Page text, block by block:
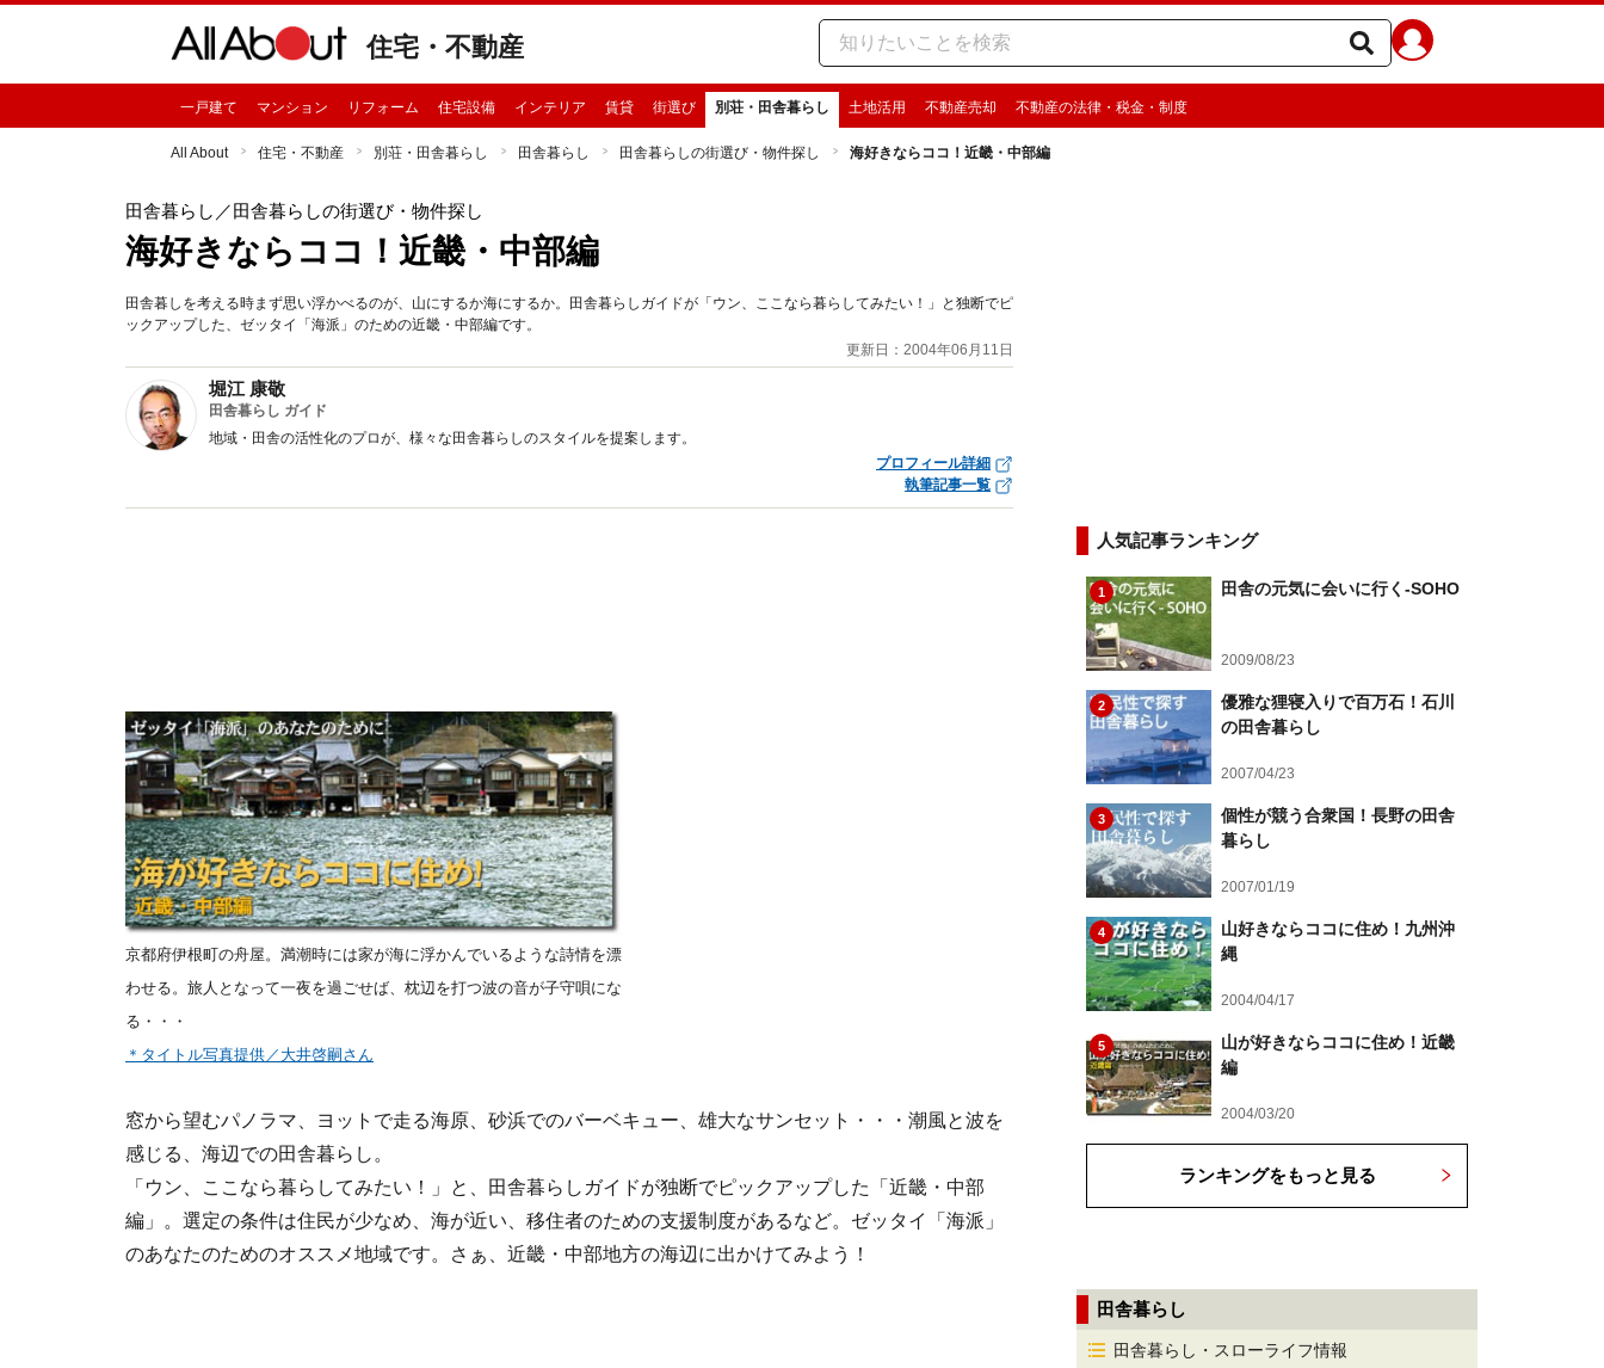
住宅・不動産
一戸建て マンション リフォーム 住宅設備 インテリア 賃貸 街選び 別荘・田舎暮らし 土地活用 不動産売却 不動産の法律・税金・制度
All About 住宅・不動産 別荘・田舎暮らし 田舎暮らし 田舎暮らしの街選び・物件探し 海好きならココ！近畿・中部編
田舎暮らし ／田舎暮らしの街選び・物件探し
海好きならココ！近畿・中部編
田舎暮しを考える時まず思い浮かべるのが、山にするか海にするか。田舎暮らしガイドが「ウン、ここなら暮らしてみたい！」と独断でピ
ックアップした、ゼッタイ「海派」のための近畿・中部編です。
更新日：2004年06月11日
堀江 康敬
田舎暮らし ガイド
地域・田舎の活性化のプロが、様々な田舎暮らしのスタイルを提案します。
プロフィール詳細
執筆記事一覧
京都府伊根町の舟屋。満潮時には家が海に浮かんでいるような詩情を漂
わせる。旅人となって一夜を過ごせば、枕辺を打つ波の音が子守唄にな
る・・・
＊タイトル写真提供／大井啓嗣さん
窓から望むパノラマ、ヨットで走る海原、砂浜でのバーベキュー、雄大なサンセット・・・潮風と波を
感じる、海辺での田舎暮らし。
「ウン、ここなら暮らしてみたい！」と、田舎暮らしガイドが独断でピックアップした「近畿・中部
編」。選定の条件は住民が少なめ、海が近い、移住者のための支援制度があるなど。ゼッタイ「海派」
のあなたのためのオススメ地域です。さぁ、近畿・中部地方の海辺に出かけてみよう！
人気記事ランキング
1 田舎の元気に会いに行く-SOHO
2009/08/23
2
優雅な狸寝入りで百万石！石川
の田舎暮らし
2007/04/23
3
個性が競う合衆国！長野の田舎
暮らし
2007/01/19
4
山好きならココに住め！九州沖
縄
2004/04/17
5
山が好きならココに住め！近畿
編
2004/03/20
ランキングをもっと見る
田舎暮らし
田舎暮らし・スローライフ情報